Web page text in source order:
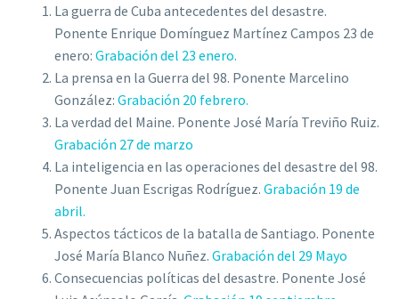
La guerra de Cuba antecedentes del desastre.
Ponente Enrique Domínguez Martínez Campos 23 de
enero: Grabación del 23 enero.
La prensa en la Guerra del 98. Ponente Marcelino
González: Grabación 20 febrero.
La verdad del Maine. Ponente José María Treviño Ruiz.
Grabación 27 de marzo
La inteligencia en las operaciones del desastre del 98.
Ponente Juan Escrigas Rodríguez. Grabación 19 de
abril.
Aspectos tácticos de la batalla de Santiago. Ponente
José María Blanco Nuñez. Grabación del 29 Mayo
Consecuencias políticas del desastre. Ponente José